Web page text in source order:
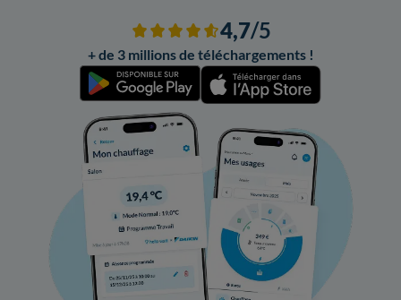
4,7/5
+ de 3 millions de téléchargements !